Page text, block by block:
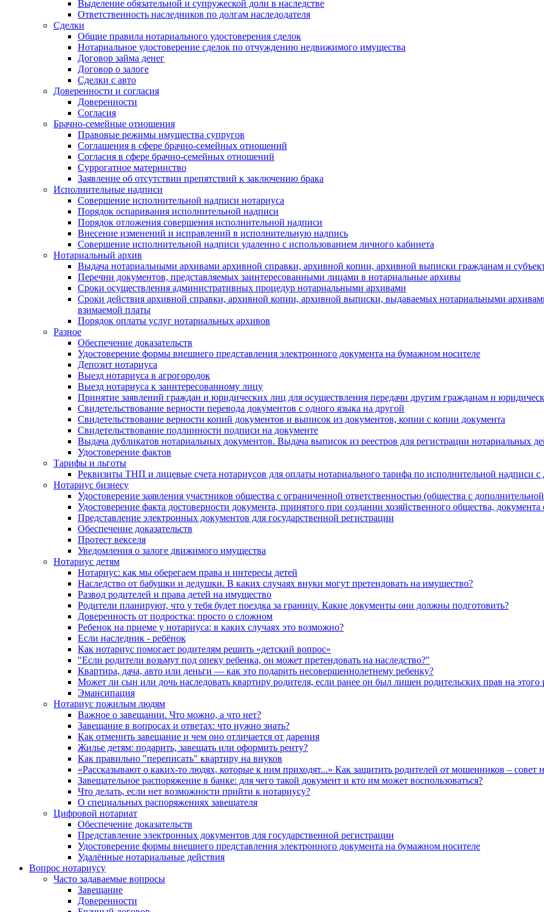
Выделение обязательной и супружеской доли в наследстве
Ответственность наследников по долгам наследодателя
Сделки
Общие правила нотариального удостоверения сделок
Нотариальное удостоверение сделок по отчуждению недвижимого имущества
Договор займа денег
Договор о залоге
Сделки с авто
Доверенности и согласия
Доверенности
Согласия
Брачно-семейные отношения
Правовые режимы имущества супругов
Соглашения в сфере брачно-семейных отношений
Согласия в сфере брачно-семейных отношений
Суррогатное материнство
Заявление об отсутствии препятствий к заключению брака
Исполнительные надписи
Совершение исполнительной надписи нотариуса
Порядок оспаривания исполнительной надписи
Порядок отложения совершения исполнительной надписи
Внесение изменений и исправлений в исполнительную надпись
Совершение исполнительной надписи удаленно с использованием личного кабинета
Нотариальный архив
Выдача нотариальными архивами архивной справки, архивной копии, архивной выписки гражданам и
Перечни документов, представляемых заинтересованными лицами в нотариальные архивы
Сроки осуществления административных процедур нотариальными архивами
Сроки действия архивной справки, архивной копии, архивной выписки, выдаваемых нотариальными
взимаемой платы
Порядок оплаты услуг нотариальных архивов
Разное
Обеспечение доказательств
Удостоверение формы внешнего представления электронного документа на бумажном носителе
Депозит нотариуса
Выезд нотариуса в агрогородок
Выезд нотариуса к заинтересованному лицу
Принятие заявлений граждан и юридических лиц для осуществления передачи другим гражданам и
Свидетельствование верности перевода документов с одного языка на другой
Свидетельствование верности копий документов и выписок из документов, копии с копии документа
Свидетельствование подлинности подписи на документе
Выдача дубликатов нотариальных документов. Выдача выписок из реестров для регистрации нотариальных
Удостоверение фактов
Тарифы и льготы
Реквизиты ТНП и лицевые счета нотариусов для оплаты нотариального тарифа по исполнительной надписи с
Нотариус бизнесу
Удостоверение заявления участников общества с ограниченной ответственностью (общества с
Удостоверение факта достоверности документа, принятого при создании хозяйственного общества,
Представление электронных документов для государственной регистрации
Обеспечение доказательств
Протест векселя
Уведомления о залоге движимого имущества
Нотариус детям
Нотариус: как мы оберегаем права и интересы детей
Наследство от бабушки и дедушки. В каких случаях внуки могут претендовать на имущество?
Развод родителей и права детей на имущество
Родители планируют, что у тебя будет поездка за границу. Какие документы они должны подготовить?
Доверенность от подростка: просто о сложном
Ребенок на приеме у нотариуса: в каких случаях это возможно?
Если наследник - ребёнок
Как нотариус помогает родителям решить «детский вопрос»
"Если родители возьмут под опеку ребенка, он может претендовать на наследство?"
Квартира, дача, авто или деньги — как это подарить несовершеннолетнему ребенку?
Может ли сын или дочь наследовать квартиру родителя, если ранее он был лишен родительских прав на этого
Эмансипация
Нотариус пожилым людям
Важное о завещании. Что можно, а что нет?
Завещание в вопросах и ответах: что нужно знать?
Как отменить завещание и чем оно отличается от дарения
Жилье детям: подарить, завещать или оформить ренту?
Как правильно "переписать" квартиру на внуков
«Рассказывают о каких-то людях, которые к ним приходят...» Как защитить родителей от мошенников – совет
Завещательное распоряжение в банке: для чего такой документ и кто им может воспользоваться?
Что делать, если нет возможности прийти к нотариусу?
О специальных распоряжениях завещателя
Цифровой нотариат
Обеспечение доказательств
Представление электронных документов для государственной регистрации
Удостоверение формы внешнего представления электронного документа на бумажном носителе
Удалённые нотариальные действия
Вопрос нотариусу
Часто задаваемые вопросы
Завещание
Доверенности